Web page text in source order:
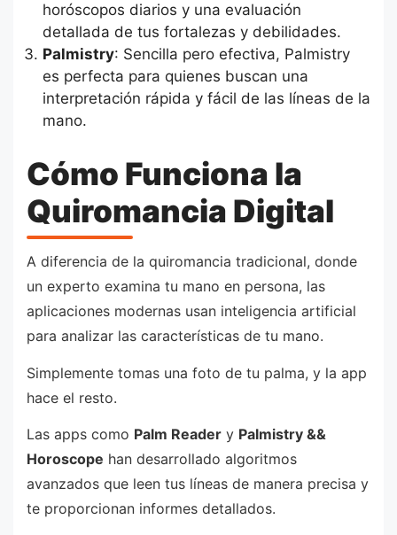
horóscopos diarios y una evaluación
detallada de tus fortalezas y debilidades.
Palmistry: Sencilla pero efectiva, Palmistry
es perfecta para quienes buscan una
interpretación rápida y fácil de las líneas de la
mano.
Cómo Funciona la
Quiromancia Digital
A diferencia de la quiromancia tradicional, donde
un experto examina tu mano en persona, las
aplicaciones modernas usan inteligencia artificial
para analizar las características de tu mano.
Simplemente tomas una foto de tu palma, y la app
hace el resto.
Las apps como Palm Reader y Palmistry &&
Horoscope han desarrollado algoritmos
avanzados que leen tus líneas de manera precisa y
te proporcionan informes detallados.